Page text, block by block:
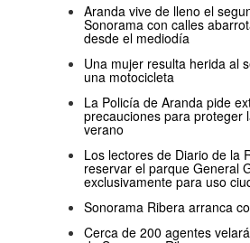
Aranda vive de lleno el
Sonorama con calles
desde el mediodía
Una mujer resulta herida al
una motocicleta
La Policía de Aranda pide
precauciones para proteger
verano
Los lectores de Diario de la
reservar el parque General
exclusivamente para uso
Sonorama Ribera arranca
Cerca de 200 agentes